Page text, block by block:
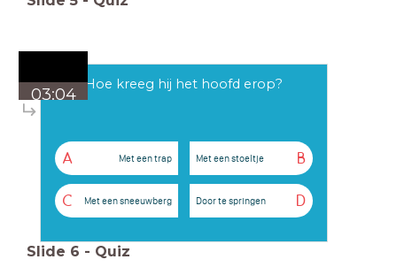
03:04
Hoe kreeg hij het hoofd erop?
A Met een trap B
Met een stoeltje
C Met een sneeuwberg D
Door te springen
Slide 6 - Quiz